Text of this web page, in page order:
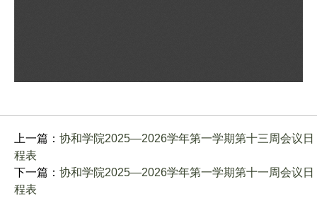
上一篇： 协和学院2025—2026学年第一学期第十三周会议日
程表
下一篇： 协和学院2025—2026学年第一学期第十一周会议日
程表